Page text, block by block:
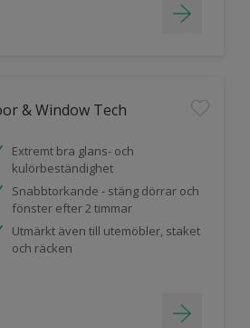
& Window Tech
Extremt bra glans- och
kulörbeständighet
Snabbtorkande - stäng dörrar och
fönster efter 2 timmar
Utmärkt även till utemöbler, staket
och räcken